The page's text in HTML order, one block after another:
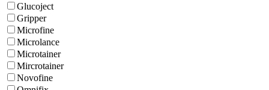
Glucoject
Gripper
Microfine
Microlance
Microtainer
Mircrotainer
Novofine